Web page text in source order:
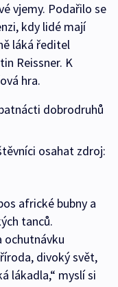
vjemy. Podařilo se
kdy lidé mají
láká ředitel
Reissner. K
hra.
dobrodruhů
osahat zdroj:
africké bubny a
tanců.
ochutnávku
divoký svět,
lákadla,“ myslí si